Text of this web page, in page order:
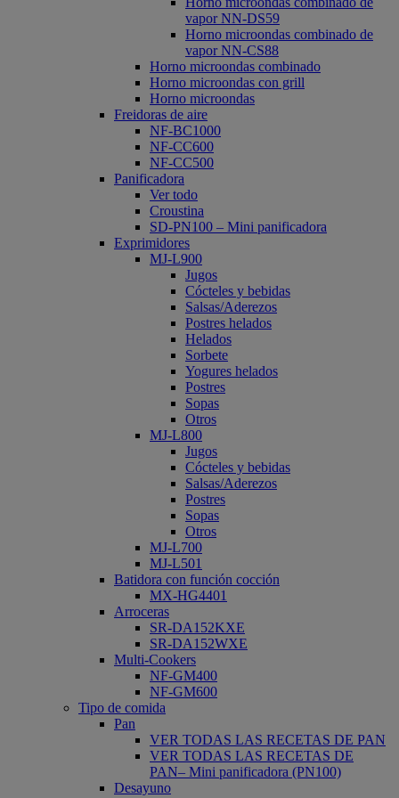
vapor NN-DS59
Horno microondas combinado de
vapor NN-CS88
Horno microondas combinado
Horno microondas con grill
Horno microondas
Freidoras de aire
NF-BC1000
NF-CC600
NF-CC500
Panificadora
Ver todo
Croustina
SD-PN100 – Mini panificadora
Exprimidores
MJ-L900
Jugos
Cócteles y bebidas
Salsas/Aderezos
Postres helados
Helados
Sorbete
Yogures helados
Postres
Sopas
Otros
MJ-L800
Jugos
Cócteles y bebidas
Salsas/Aderezos
Postres
Sopas
Otros
MJ-L700
MJ-L501
Batidora con función cocción
MX-HG4401
Arroceras
SR-DA152KXE
SR-DA152WXE
Multi-Cookers
NF-GM400
NF-GM600
Tipo de comida
Pan
VER TODAS LAS RECETAS DE PAN
VER TODAS LAS RECETAS DE
PAN– Mini panificadora (PN100)
Desayuno